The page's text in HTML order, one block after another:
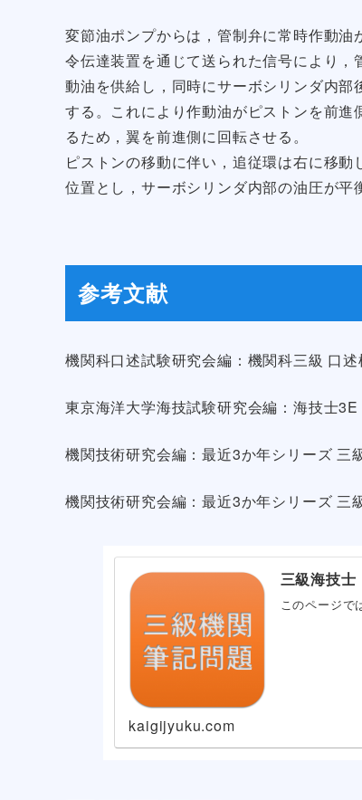
変節油ポンプからは，管制弁に常時作動
令伝達装置を通じて送られた信号により
動油を供給し，同時にサーボシリンダ内
する。これにより作動油がピストンを前
るため，翼を前進側に回転させる。
ピストンの移動に伴い，追従環は右に移
位置とし，サーボシリンダ内部の油圧が平
参考文献
機関科口述試験研究会編：機関科三級 口
東京海洋大学海技試験研究会編：海技士
機関技術研究会編：最近3か年シリーズ
機関技術研究会編：最近3か年シリーズ
三級海技士
このページで
kaigijyuku.com